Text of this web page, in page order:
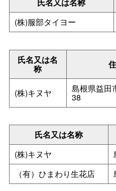
(株)服部タイヨー
氏名又は名
称
(株)キヌヤ 島根県益田
38
氏名又は名称
(株)キヌヤ
（有）ひまわり生花店